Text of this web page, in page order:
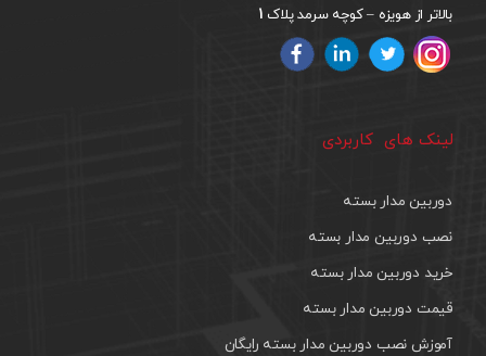
بالاتر از هویزه – کوچه سرمد پلاک 1
لینک های کاربردی
دوربین مدار بسته
نصب دوربین مدار بسته
خرید دوربین مدار بسته
قیمت دوربین مدار بسته
آموزش نصب دوربین مدار بسته رایگان